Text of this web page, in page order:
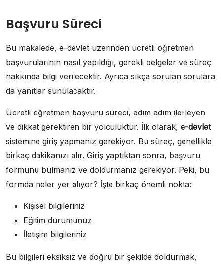
Başvuru Süreci
Bu makalede, e-devlet üzerinden ücretli öğretmen
başvurularının nasıl yapıldığı, gerekli belgeler ve süreç
hakkında bilgi verilecektir. Ayrıca sıkça sorulan sorulara
da yanıtlar sunulacaktır.
Ücretli öğretmen başvuru süreci, adım adım ilerleyen
ve dikkat gerektiren bir yolculuktur. İlk olarak, e-devlet
sistemine giriş yapmanız gerekiyor. Bu süreç, genellikle
birkaç dakikanızı alır. Giriş yaptıktan sonra, başvuru
formunu bulmanız ve doldurmanız gerekiyor. Peki, bu
formda neler yer alıyor? İşte birkaç önemli nokta:
Kişisel bilgileriniz
Eğitim durumunuz
İletişim bilgileriniz
Bu bilgileri eksiksiz ve doğru bir şekilde doldurmak,